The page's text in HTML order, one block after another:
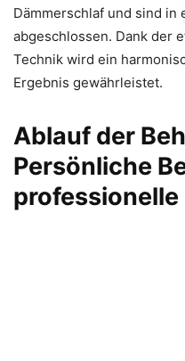
Dämmerschlaf und sind in
abgeschlossen. Dank der
Technik wird ein
Ergebnis gewährleistet.
Ablauf der
Persönliche